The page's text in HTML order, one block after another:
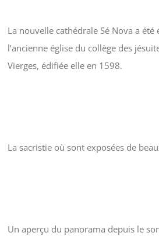
La nouvelle cathédrale Sé Nova a été
l’ancienne église du collège des
Vierges, édifiée elle en 1598.
La sacristie où sont exposées de
Un aperçu du panorama depuis le